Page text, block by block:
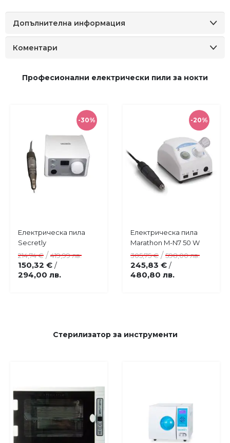
Допълнителна информация
Коментари
Професионални електрически пили за нокти
-30%
любими
Купи
Електрическа пила
Secretly
150,32 € /
294,00 лв.
214,74 € / 419,99 лв.
-20%
Добави
в
любими
Купи
Електрическа пила
Marathon M-N7 50 W
245,83 € /
480,80 лв.
305,75 € / 598,00 лв.
Стерилизатор за инструменти